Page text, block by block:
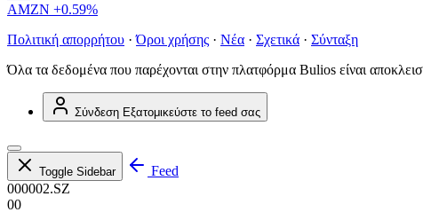
AMZN +0.59%
Πολιτική απορρήτου · Όροι χρήσης · Νέα · Σχετικά · Σύνταξη
Όλα τα δεδομένα που παρέχονται στην πλατφόρμα Bulios είναι
Σύνδεση Εξατομικεύστε το feed σας
Toggle Sidebar
Feed
000002.SZ
00